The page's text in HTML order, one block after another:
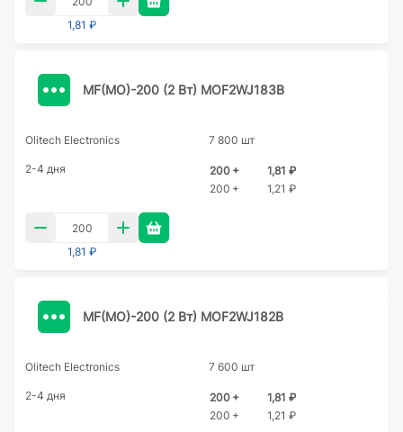
1,81 ₽
MF(MO)-200 (2 Вт) MOF2WJ183B
Olitech Electronics 7 800 шт
2-4 дня 200 +
1,81 ₽
200 +
1,21 ₽
1,81 ₽
MF(MO)-200 (2 Вт) MOF2WJ182B
Olitech Electronics 7 600 шт
2-4 дня 200 +
1,81 ₽
200 +
1,21 ₽